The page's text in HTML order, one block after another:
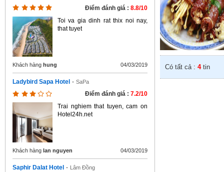
Điểm đánh giá : 8.8/10
Toi va gia dinh rat thix noi nay,
that tuyet
Khách hàng hung 04/03/2019
Ladybird Sapa Hotel - SaPa
Điểm đánh giá : 7.2/10
Trai nghiem that tuyen, cam on
Hotel24h.net
Khách hàng lan nguyen 04/03/2019
Saphir Dalat Hotel - Lâm Đồng
Có tất cả : 4tin